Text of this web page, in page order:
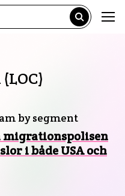
by segment
migrationspolisen
i både USA och